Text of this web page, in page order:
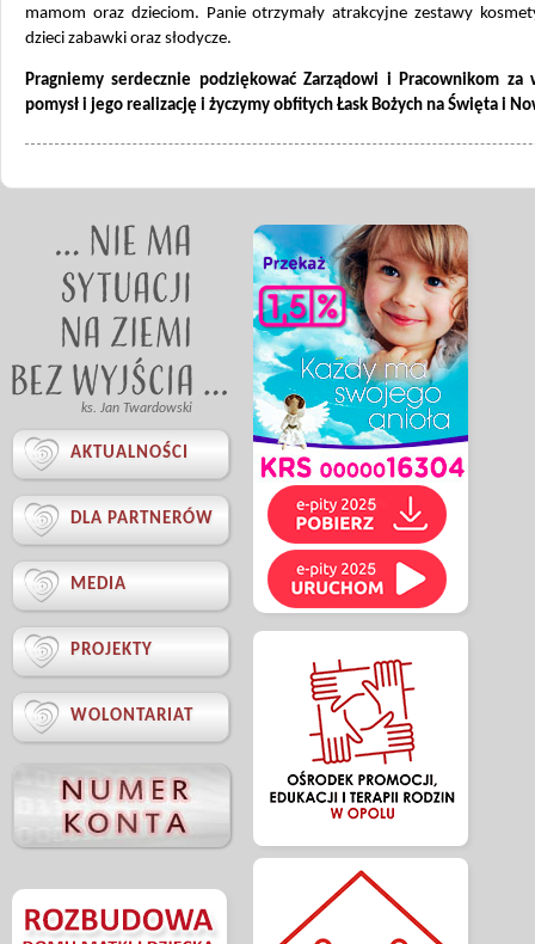
mamom oraz dzieciom. Panie otrzymały atrakcyjne zestawy
dzieci zabawki oraz słodycze.
Pragniemy serdecznie podziękować Zarządowi i Pracownikom za
pomysł i jego realizację i życzymy obfitych Łask Bożych na Święta i
ks. Jan Twardowski
 AKTUALNOŚCI
 DLA PARTNERÓW
 MEDIA
 PROJEKTY
 WOLONTARIAT